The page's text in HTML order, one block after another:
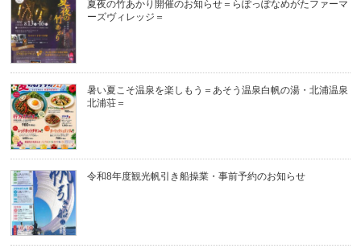
夏夜の竹あかり開催のお知らせ＝らぽっぽなめがたファーマ
ーズヴィレッジ＝
暑い夏こそ温泉を楽しもう＝あそう温泉白帆の湯・北浦温泉
北浦荘＝
令和8年度観光帆引き船操業・事前予約のお知らせ